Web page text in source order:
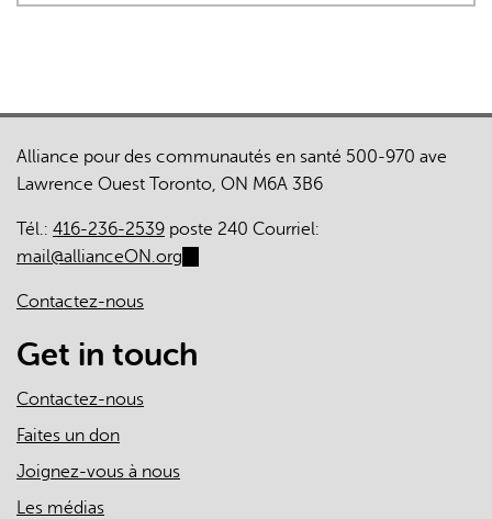
Alliance pour des communautés en santé 500-970 ave
Lawrence Ouest Toronto, ON M6A 3B6
Tél.: 416-236-2539 poste 240 Courriel:
mail@allianceON.org
mail)
Contactez-nous
Get in touch
Contactez-nous
Faites un don
Joignez-vous à nous
Les médias